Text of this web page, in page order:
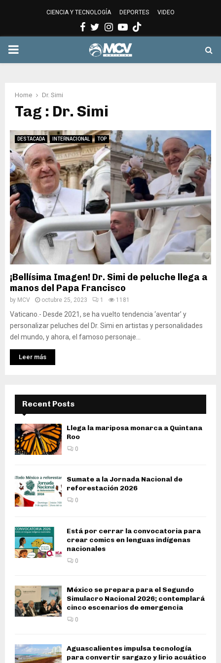
CIENCIA Y TECNOLOGÍA DEPORTES VIDEO
Facebook
Twitter
Instagram
Youtube
PRIMARY
Home Dr. Simi
Tag : Dr. Simi
DESTACADA INTERNACIONAL TOP
¡Bellísima Imagen! Dr. Simi de peluche llega a
manos del Papa Francisco
by MCV octubre 25, 2023 1 1181
Vaticano.- Desde 2021, se ha vuelto tendencia ‘aventar’ y
personalizar peluches del Dr. Simi en artistas y personalidades
del mundo, y ahora, el famoso personaje...
Leer más
Recent Posts
Llega la mariposa monarca a Quintana
Roo
0
Sumate a la Jornada Nacional de
reforestación 2026
0
Está por cerrar la convocatoria para
crear comics en lenguas indígenas
nacionales
0
México se prepara para el Segundo
Simulacro Nacional 2026; contemplará
cinco escenarios de emergencia
0
Aguascalientes impulsa tecnología
para convertir sargazo y lirio acuático